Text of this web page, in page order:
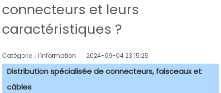
connecteurs et leurs
caractéristiques ?
Catégorie：l'information 2024-09-04 23:15:25
Distribution spécialisée de connecteurs, faisceaux et
câbles